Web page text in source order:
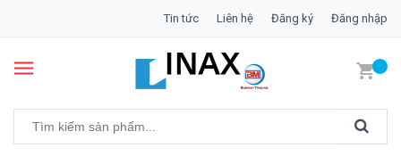
Tin tức Liên hệ Đăng ký Đăng nhập